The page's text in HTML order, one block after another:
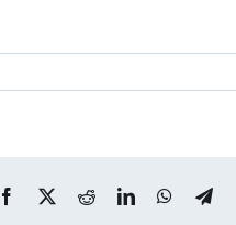
Facebook
X RedditLinkedIn